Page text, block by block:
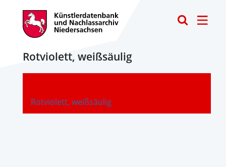
Rotviolett, weißsäulig
Rotviolett, weißsäulig
-